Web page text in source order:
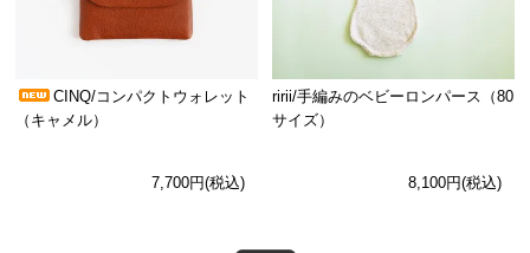
CINQ/コンパクトウォレット
（キャメル）
7,700円(税込)
ririi/手編みのベビーロンパース（80
サイズ）
8,100円(税込)